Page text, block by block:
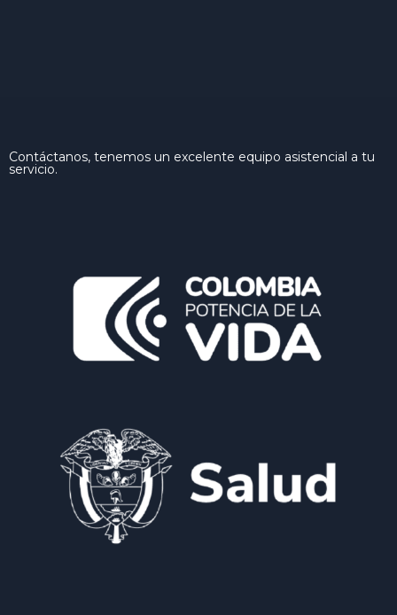
Contáctanos, tenemos un excelente equipo asistencial a tu
servicio.